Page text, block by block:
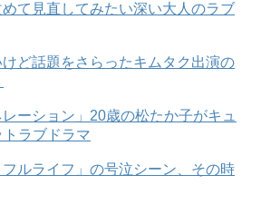
めて見直してみたい深い大人のラブ
ど話題をさらったキムタク出演の
レーション」20歳の松たか子がキュ
ラブドラマ
フルライフ」の号泣シーン、その時